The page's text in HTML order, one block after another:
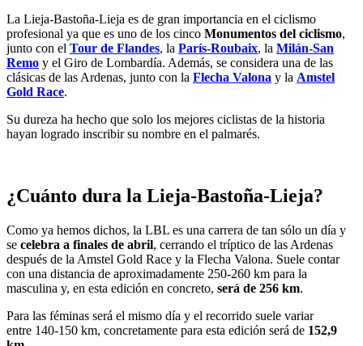
La Lieja-Bastoña-Lieja es de gran importancia en el ciclismo
profesional ya que es uno de los cinco Monumentos del ciclismo,
junto con el Tour de Flandes, la París-Roubaix, la Milán-San
Remo y el Giro de Lombardía. Además, se considera una de las
clásicas de las Ardenas, junto con la Flecha Valona y la Amstel
Gold Race.
Su dureza ha hecho que solo los mejores ciclistas de la historia
hayan logrado inscribir su nombre en el palmarés.
¿Cuánto dura la Lieja-Bastoña-Lieja?
Como ya hemos dichos, la LBL es una carrera de tan sólo un día y
se celebra a finales de abril, cerrando el tríptico de las Ardenas
después de la Amstel Gold Race y la Flecha Valona. Suele contar
con una distancia de aproximadamente 250-260 km para la
masculina y, en esta edición en concreto, será de 256 km.
Para las féminas será el mismo día y el recorrido suele variar
entre 140-150 km, concretamente para esta edición será de 152,9